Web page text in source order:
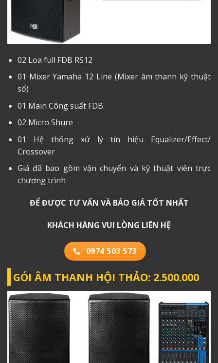
02 Loa full FDB RS12
01 Mixer Yamaha 12 Line (Mixer âm thanh kỹ thuật
số)
01 Main Công suất FDB
02 Micro Shure
01 Hệ thống xử lý tín hiệu Equalizer/Effect/
Crossover
Giá đã bao gồm vận chuyển và kỹ thuật viên trực
chương trình
ĐỂ ĐƯỢC TƯ VẤN VÀ BÁO GIÁ TỐT NHẤT
KHÁCH HÀNG VUI LÒNG LIÊN HỆ
0974 503 573
GÓI ÂM THANH HỘI THẢO: 2.500.000